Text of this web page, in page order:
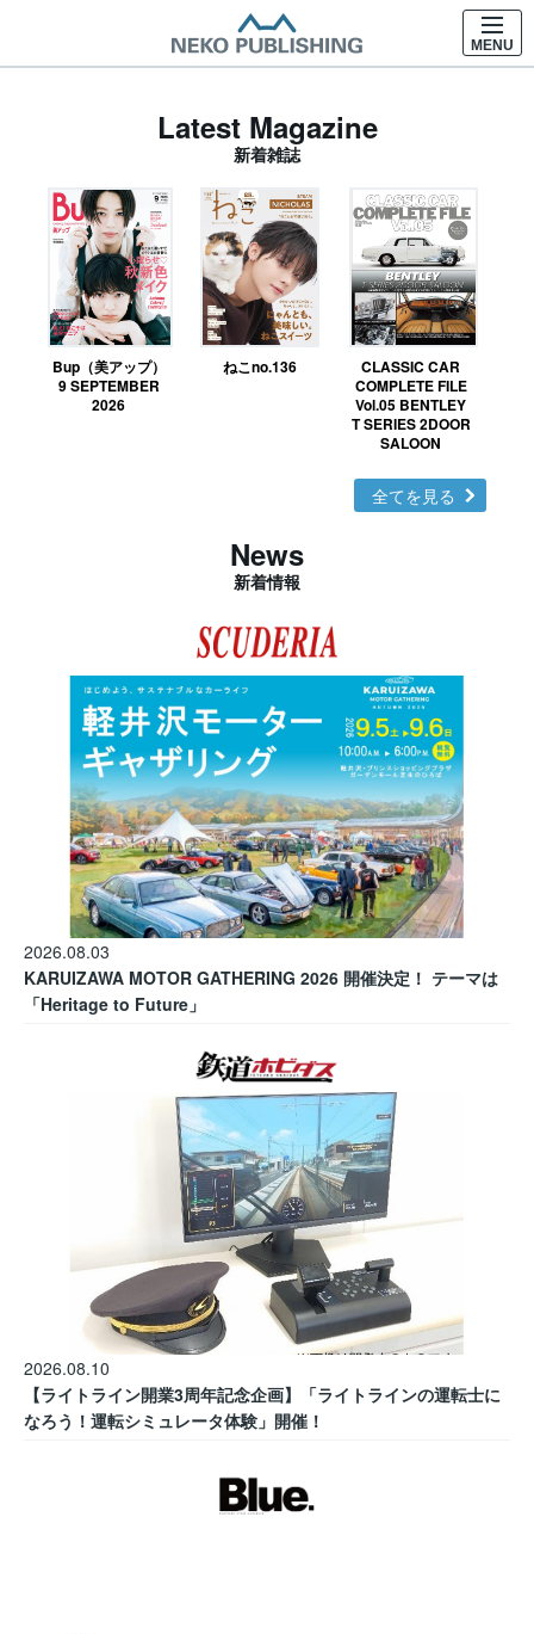
MENU
Latest Magazine
新着雑誌
Bup（美アップ）
9 SEPTEMBER
2026
ねこno.136
CLASSIC CAR
COMPLETE FILE
Vol.05 BENTLEY
T SERIES 2DOOR
SALOON
全てを見る
News
新着情報
2026.08.03
KARUIZAWA MOTOR GATHERING 2026 開催決定！ テーマは
「Heritage to Future」
2026.08.10
【ライトライン開業3周年記念企画】「ライトラインの運転士に
なろう！運転シミュレータ体験」開催！